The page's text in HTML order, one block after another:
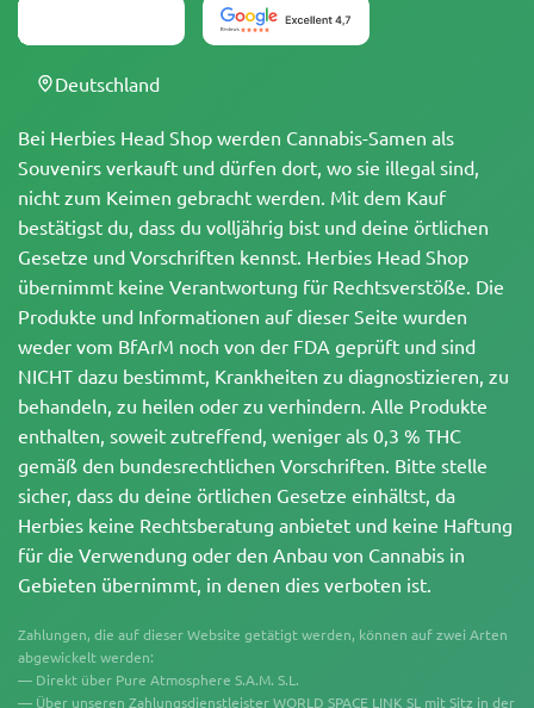
Bei Herbies Head Shop werden Cannabis-Samen als
Souvenirs verkauft und dürfen dort, wo sie illegal sind,
nicht zum Keimen gebracht werden. Mit dem Kauf
bestätigst du, dass du volljährig bist und deine örtlichen
Gesetze und Vorschriften kennst. Herbies Head Shop
übernimmt keine Verantwortung für Rechtsverstöße. Die
Produkte und Informationen auf dieser Seite wurden
weder vom BfArM noch von der FDA geprüft und sind
NICHT dazu bestimmt, Krankheiten zu diagnostizieren, zu
behandeln, zu heilen oder zu verhindern. Alle Produkte
enthalten, soweit zutreffend, weniger als 0,3 % THC
gemäß den bundesrechtlichen Vorschriften. Bitte stelle
sicher, dass du deine örtlichen Gesetze einhältst, da
Herbies keine Rechtsberatung anbietet und keine Haftung
für die Verwendung oder den Anbau von Cannabis in
Gebieten übernimmt, in denen dies verboten ist.
Zahlungen, die auf dieser Website getätigt werden, können auf zwei Arten
abgewickelt werden:
— Direkt über Pure Atmosphere S.A.M. S.L.
— Über unseren Zahlungsdienstleister WORLD SPACE LINK SL mit Sitz in der
Deutschland